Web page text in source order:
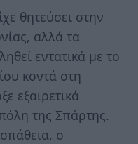
θητεύσει στην
αλλά τα
εντατικά με το
κοντά στη
εξαιρετικά
της Σπάρτης.
ο